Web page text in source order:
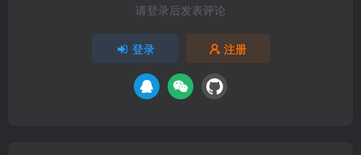
请登录后发表评论
登录 注册